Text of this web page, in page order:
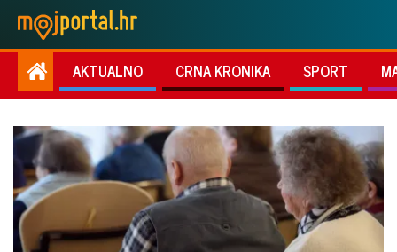
AKTUALNO CRNA KRONIKA SPORT